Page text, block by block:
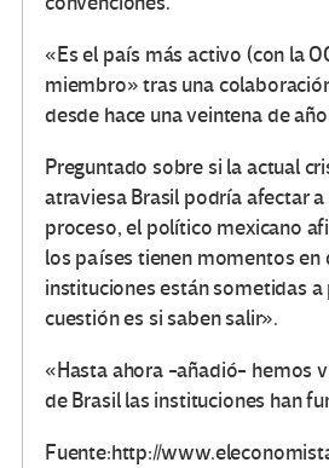
«Es el país más activo (con la
miembro» tras una
desde hace una veintena de
Preguntado sobre si la actual
atraviesa Brasil podría afectar
proceso, el político mexicano
los países tienen momentos en
instituciones están sometidas a
cuestión es si saben salir».
«Hasta ahora -añadió- hemos
de Brasil las instituciones han
Fuente:http://